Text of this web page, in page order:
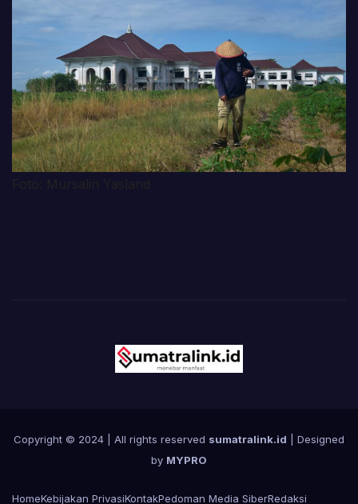
Copyright © 2024 | All rights reserved sumatralink.id | Designed
by MYPRO
HomeKebijakan PrivasiKontakPedoman Media SiberRedaksi